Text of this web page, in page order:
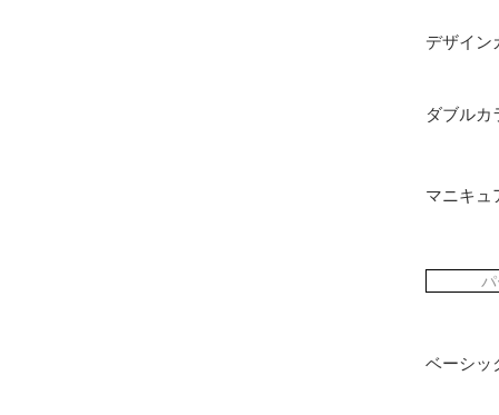
デザイン
ダブル
マニキュ
ベーシッ